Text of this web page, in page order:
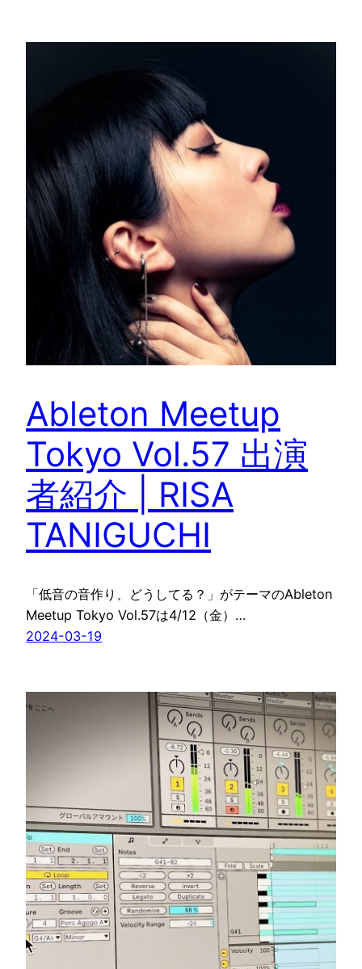
Ableton Meetup
Tokyo Vol.57 出演
者紹介 | RISA
TANIGUCHI
「低音の音作り、どうしてる？」がテーマのAbleton
Meetup Tokyo Vol.57は4/12（金）…
2024-03-19